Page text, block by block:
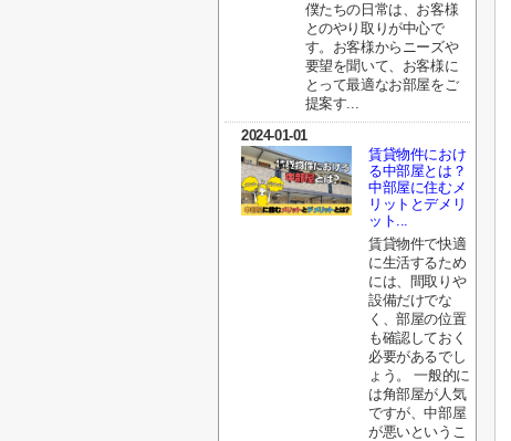
僕たちの日常は、お客様
とのやり取りが中心で
す。お客様からニーズや
要望を聞いて、お客様に
とって最適なお部屋をご
提案す...
2024-01-01
賃貸物件におけ
る中部屋とは？
中部屋に住むメ
リットとデメリ
ット...
賃貸物件で快適
に生活するため
には、間取りや
設備だけでな
く、部屋の位置
も確認しておく
必要があるでし
ょう。 一般的に
は角部屋が人気
ですが、中部屋
が悪いというこ